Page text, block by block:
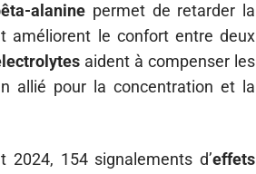
alanine permet de retarder la
améliorent le confort entre deux
aident à compenser les
allié pour la concentration et la
2024, 154 signalements d’effets